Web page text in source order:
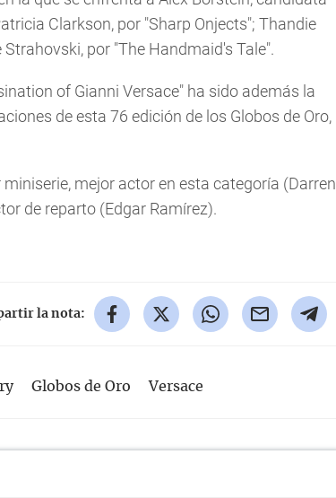
Clarkson, por "Sharp Onjects"; Thandie
por "The Handmaid's Tale".
of Gianni Versace" ha sido además la
de esta 76 edición de los Globos de Oro,
mejor actor en esta categoría (Darren
de reparto (Edgar Ramírez).
la nota:
Globos de Oro Versace